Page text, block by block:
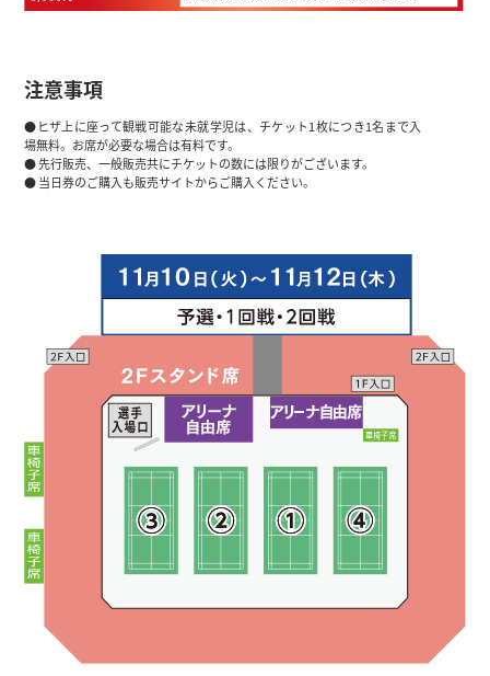
注意事項
●ヒザ上に座って観戦可能な未就学児は、チケット1枚につき1名まで入
場無料。お席が必要な場合は有料です。
● 先行販売、一般販売共にチケットの数には限りがございます。
● 当日券のご購入も販売サイトからご購入ください。